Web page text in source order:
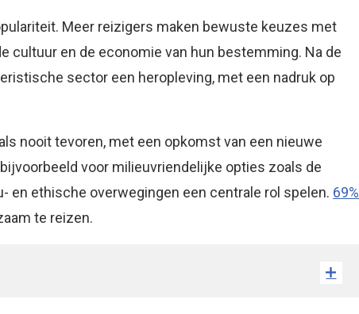
Meer reizigers maken bewuste keuzes met
cultuur en de economie van hun bestemming. Na de
sector een heropleving, met een nadruk op
nooit tevoren, met een opkomst van een nieuwe
voor milieuvriendelijke opties zoals de
en ethische overwegingen een centrale rol spelen. 69%
te reizen.